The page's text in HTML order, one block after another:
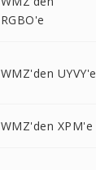
RGBO'e
WMZ'den UYVY'e
WMZ'den XPM'e